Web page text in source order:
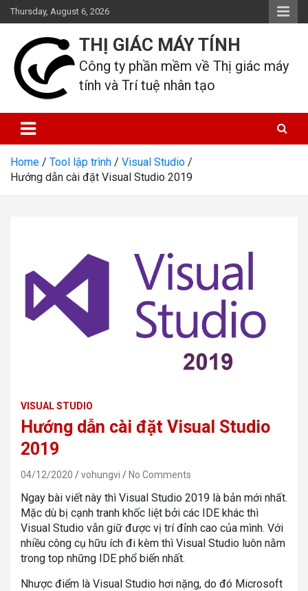
Skip
to
content
Thursday, August 6, 2026
THỊ GIÁC MÁY TÍNH
Công ty phần mềm về Thị giác máy
tính và Trí tuệ nhân tạo
Home Tool lập trình
Visual Studio
Hướng dẫn cài đặt Visual Studio 2019
VISUAL STUDIO
Hướng dẫn cài đặt Visual Studio
2019
04/12/2020 vohungvi No Comments
Ngay bài viết này thì Visual Studio 2019 là bản mới nhất.
Mặc dù bị cạnh tranh khốc liệt bởi các IDE khác thì
Visual Studio vẫn giữ được vị trí đỉnh cao của mình. Với
nhiều công cụ hữu ích đi kèm thì Visual Studio luôn nằm
trong top những IDE phổ biến nhất.
Nhược điểm là Visual Studio hơi nặng, do đó Microsoft